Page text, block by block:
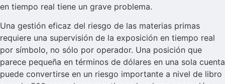
en tiempo real tiene un grave problema.
Una gestión eficaz del riesgo de las materias primas
requiere una supervisión de la exposición en tiempo real
por símbolo, no sólo por operador. Una posición que
parece pequeña en términos de dólares en una sola cuenta
puede convertirse en un riesgo importante a nivel de libro